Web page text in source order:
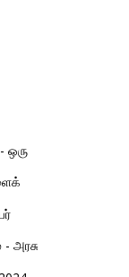
ஒரு
அரசு